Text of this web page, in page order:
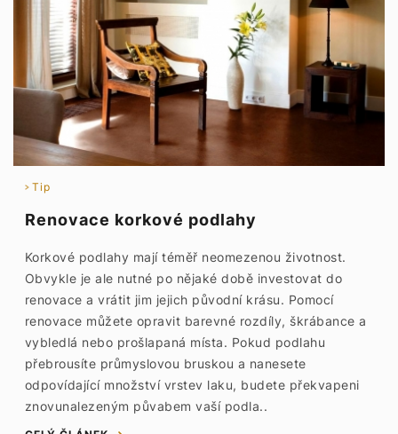
Tip
Renovace korkové podlahy
Korkové podlahy mají téměř neomezenou životnost.
Obvykle je ale nutné po nějaké době investovat do
renovace a vrátit jim jejich původní krásu. Pomocí
renovace můžete opravit barevné rozdíly, škrábance a
vybledlá nebo prošlapaná místa. Pokud podlahu
přebrousíte průmyslovou bruskou a nanesete
odpovídající množství vrstev laku, budete překvapeni
znovunalezeným půvabem vaší podla..